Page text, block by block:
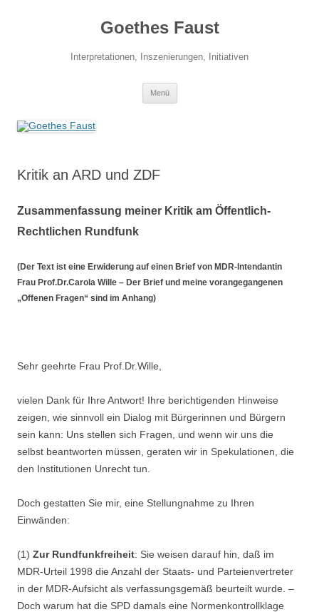
Goethes Faust
Interpretationen, Inszenierungen, Initiativen
Menü
Kritik an ARD und ZDF
Zusammenfassung meiner Kritik am Öffentlich-
Rechtlichen Rundfunk
(Der Text ist eine Erwiderung auf einen Brief von MDR-Intendantin
Frau Prof.Dr.Carola Wille – Der Brief und meine vorangegangenen
„Offenen Fragen“ sind im Anhang)
Sehr geehrte Frau Prof.Dr.Wille,
vielen Dank für Ihre Antwort! Ihre berichtigenden Hinweise
zeigen, wie sinnvoll ein Dialog mit Bürgerinnen und Bürgern
sein kann: Uns stellen sich Fragen, und wenn wir uns die
selbst beantworten müssen, geraten wir in Spekulationen, die
den Institutionen Unrecht tun.
Doch gestatten Sie mir, eine Stellungnahme zu Ihren
Einwänden:
(1) Zur Rundfunkfreiheit: Sie weisen darauf hin, daß im
MDR-Urteil 1998 die Anzahl der Staats- und Parteienvertreter
in der MDR-Aufsicht als verfassungsgemäß beurteilt wurde. –
Doch warum hat die SPD damals eine Normenkontrollklage